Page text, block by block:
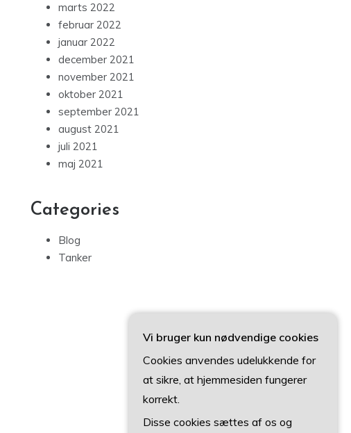
marts 2022
februar 2022
januar 2022
december 2021
november 2021
oktober 2021
september 2021
august 2021
juli 2021
maj 2021
Categories
Blog
Tanker
Vi bruger kun nødvendige cookies
Cookies anvendes udelukkende for
at sikre, at hjemmesiden fungerer
korrekt.
Disse cookies sættes af os og